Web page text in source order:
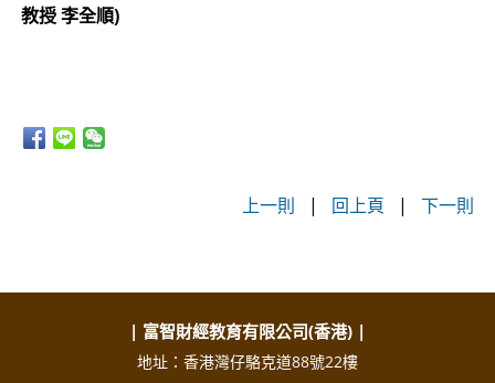
教授 李全順)
上一則 | 回上頁 |下一則
| 富智財經教育有限公司(香港) |
地址：香港灣仔駱克道88號22樓